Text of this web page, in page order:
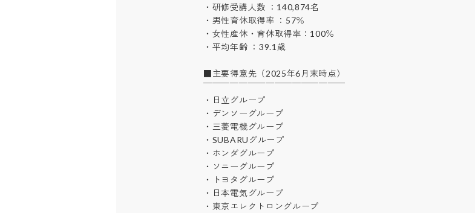
・研修受講人数 ：140,874名
・男性育休取得率 ：57％
・女性産休・育休取得率：100％
・平均年齢 ：39.1歳
■主要得意先（2025年6月末時点）
￣￣￣￣￣￣￣￣￣￣￣￣￣￣￣￣
・日立グループ
・デンソーグループ
・三菱電機グループ
・SUBARUグループ
・ホンダグループ
・ソニーグループ
・トヨタグループ
・日本電気グループ
・東京エレクトロングループ